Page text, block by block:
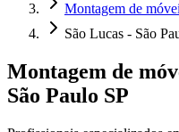
Montagem de
São Lucas - São
Montagem de
São Paulo SP